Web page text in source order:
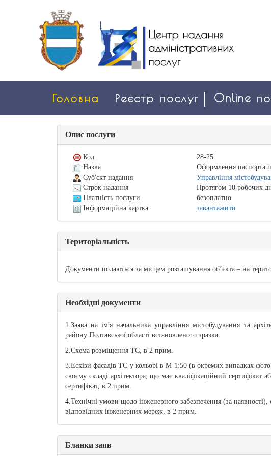
Головна Реєстр послуг Online
Опис послуги
Код
28-25
Назва
Оформлення паспорта
Суб'єкт надання
Управління
Строк надання
Протягом 10 робочих
Платність послуги
безоплатно
Інформаційна картка
завантажити
Територіальність
Документи подаються за місцем розташування об’єкта – на
Необхідні документи
1.Заява на ім'я начальника управління містобудування та
району Полтавської області встановленого зразка.
2.Схема розміщення ТС, в 2 прим.
3.Ескізи фасадів ТС у кольорі в М 1:50 (в окремих випадках
своєму складі архітектора, що має кваліфікаційний сертифікат
сертифікат, в 2 прим.
4.Технічні умови щодо інженерного забезпечення (за
відповідних інженерних мереж, в 2 прим.
Бланки заяв